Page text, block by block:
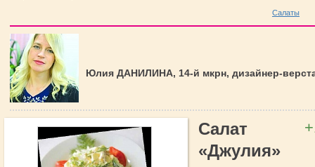
Салаты
Юлия ДАНИЛИНА, 14-й мкрн, дизайнер-
Салат
«Джулия»